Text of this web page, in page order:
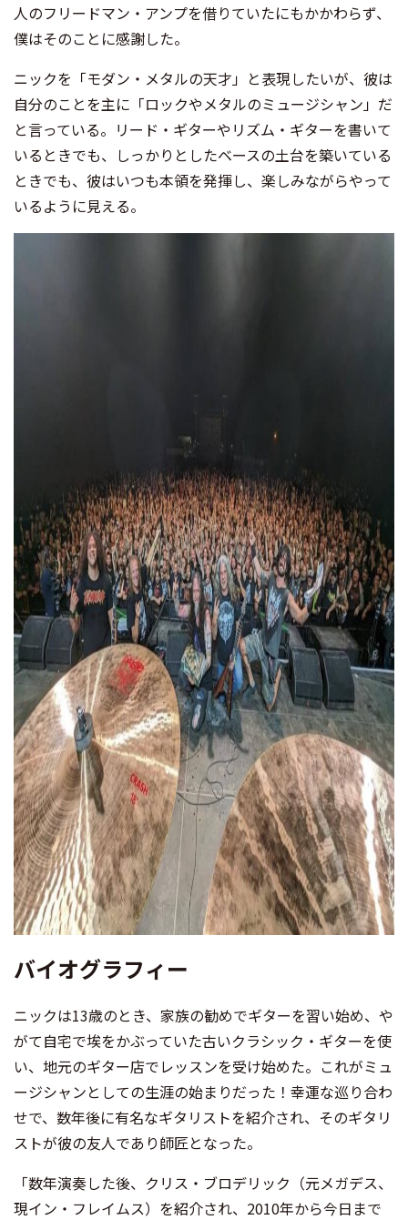
人のフリードマン・アンプを借りていたにもかかわらず、
僕はそのことに感謝した。
ニックを「モダン・メタルの天才」と表現したいが、彼は
自分のことを主に「ロックやメタルのミュージシャン」だ
と言っている。リード・ギターやリズム・ギターを書いて
いるときでも、しっかりとしたベースの土台を築いている
ときでも、彼はいつも本領を発揮し、楽しみながらやって
いるように見える。
バイオグラフィー
ニックは13歳のとき、家族の勧めでギターを習い始め、や
がて自宅で埃をかぶっていた古いクラシック・ギターを使
い、地元のギター店でレッスンを受け始めた。これがミュ
ージシャンとしての生涯の始まりだった！幸運な巡り合わ
せで、数年後に有名なギタリストを紹介され、そのギタリ
ストが彼の友人であり師匠となった。
「数年演奏した後、クリス・ブロデリック（元メガデス、
現イン・フレイムス）を紹介され、2010年から今日まで